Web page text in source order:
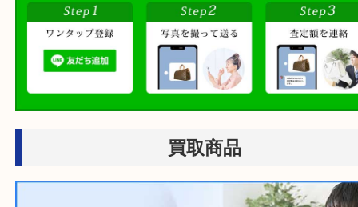
売りたい時に、お客様の都合に
買取方法をお選びいただけます
店頭買取もしくは出張買取より
ださい。
商品を当店へお持ち込